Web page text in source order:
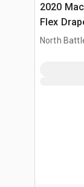
2020
Flex
North